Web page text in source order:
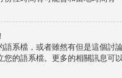
語系檔，或者雖然有但是這個討
的語系檔。更多的相關訊息可